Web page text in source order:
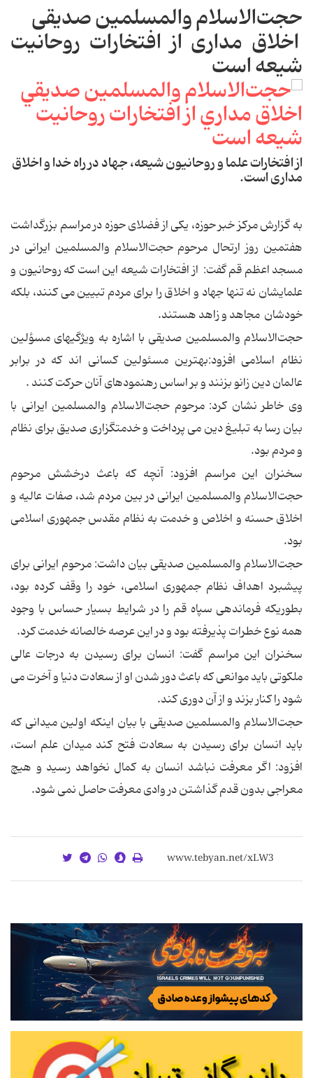
حجت‌الاسلام والمسلمین‌ صدیقی
اخلاق مداری از افتخارات روحانیت
شیعه است
از افتخارات علما و روحانیون شیعه، جهاد در راه خدا و اخلاق
مداری است.
به گزارش مرکز خبر حوزه، یکی از فضلای حوزه در مراسم بزرگداشت
هفتمین روز ارتحال مرحوم حجت‌الاسلام والمسلمین‌ ایرانی در
مسجد اعظم قم گفت: از افتخارات شیعه این است که روحانیون و
علمایشان نه تنها جهاد و اخلاق را برای مردم تبیین می کنند، بلکه
خودشان مجاهد و زاهد هستند.
حجت‌الاسلام والمسلمین‌ صدیقی با اشاره به ویژگیهای مسؤلین
نظام اسلامی افزود:بهترین مسئولین کسانی اند که در برابر
عالمان دین زانو بزنند و بر اساس رهنمودهای آنان حرکت کنند .
وی خاطر نشان کرد: مرحوم حجت‌الاسلام والمسلمین‌ ایرانی با
بیان رسا به تبلیغ دین می پرداخت و خدمتگزاری صدیق برای نظام
و مردم بود.
سخنران این مراسم افزود: آنچه که باعث درخشش مرحوم
حجت‌الاسلام والمسلمین‌ ایرانی در بین مردم شد، صفات عالیه و
اخلاق حسنه و اخلاص و خدمت به نظام مقدس جمهوری اسلامی
بود.
حجت‌الاسلام والمسلمین‌ صدیقی بیان داشت: مرحوم ایرانی برای
پیشبرد اهداف نظام جمهوری اسلامی، خود را وقف کرده بود،
بطوریکه فرماندهی سپاه قم را در شرایط بسیار حساس با وجود
همه نوع خطرات پذیرفته بود و در این عرصه خالصانه خدمت کرد.
سخنران این مراسم گفت: انسان برای رسیدن به درجات عالی
ملکوتی باید موانعی که باعث دور شدن او از سعادت دنیا و آخرت می
شود را کنار بزند و از آن دوری کند.
حجت‌الاسلام والمسلمین‌ صدیقی با بیان اینکه اولین میدانی که
باید انسان برای رسیدن به سعادت فتح کند میدان علم است،
افزود: اگر معرفت نباشد انسان به کمال نخواهد رسید و هیچ
معراجی بدون قدم گذاشتن در وادی معرفت حاصل نمی شود.